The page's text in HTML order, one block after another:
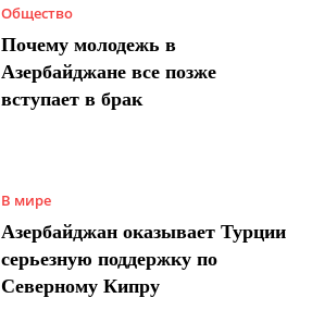
Общество
Почему молодежь в
Азербайджане все позже
вступает в брак
В мире
Азербайджан оказывает Турции
серьезную поддержку по
Северному Кипру